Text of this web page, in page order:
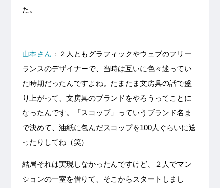
た。
山本さん ：２人ともグラフィックやウェブのフリー
ランスのデザイナーで、当時は互いに色々迷ってい
た時期だったんですよね。たまたま文房具の話で盛
り上がって、文房具のブランドをやろうってことに
なったんです。「スコップ」っていうブランド名ま
で決めて、油紙に包んだスコップを100人ぐらいに送
ったりしてね（笑）
結局それは実現しなかったんですけど、２人でマン
ションの一室を借りて、そこからスタートしまし